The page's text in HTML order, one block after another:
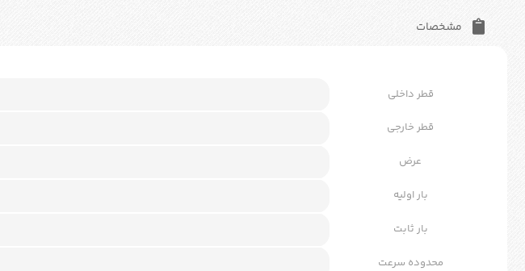
مشخصات
قطر داخلی
قطر خارجی
عرض
بار اولیه
بار ثابت
محدوده سرعت